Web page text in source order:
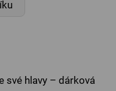
své hlavy – dárková